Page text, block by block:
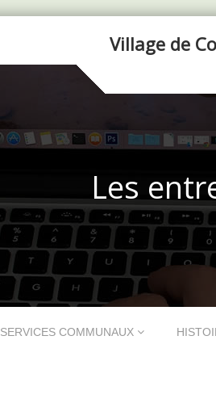
Village de
Les
SERVICES COMMUNAUX